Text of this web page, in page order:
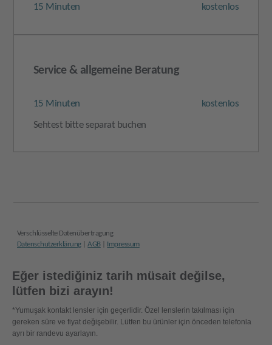
Eğer istediğiniz tarih müsait değilse,
lütfen bizi arayın!
*Yumuşak kontakt lensler için geçerlidir. Özel lenslerin takılması için
gereken süre ve fiyat değişebilir. Lütfen bu ürünler için önceden telefonla
ayrı bir randevu ayarlayın.